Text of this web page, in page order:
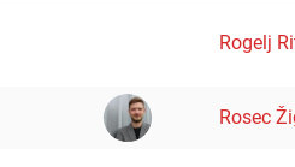
Rogelj
Rosec